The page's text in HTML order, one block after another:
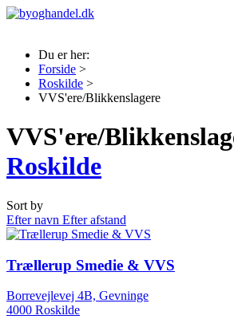
Du er her:
Forside >
Roskilde >
VVS'ere/Blikkenslagere
VVS'ere/
Roskilde
Sort by
Efter navn Efter afstand
Trællerup Smedie & VVS
Borrevejlevej 4B, Gevninge
4000 Roskilde